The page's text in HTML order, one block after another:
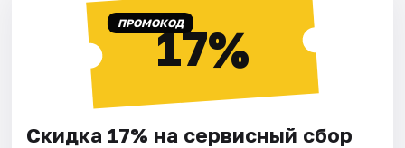
ПРОМОКОД17%
Скидка 17% на сервисный сбор